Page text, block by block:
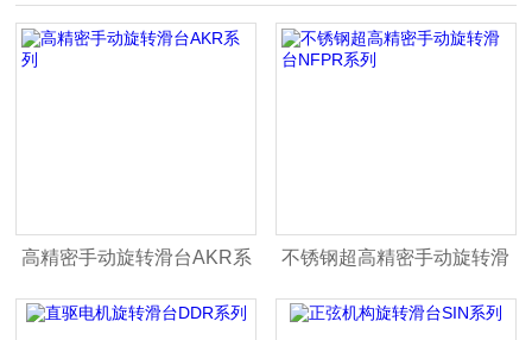
高精密手动旋转滑台AKR系
列
不锈钢超高精密手动旋转滑
台NFPR系列